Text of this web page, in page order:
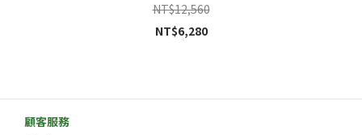
NT$12,560
NT$6,280
顧客服務